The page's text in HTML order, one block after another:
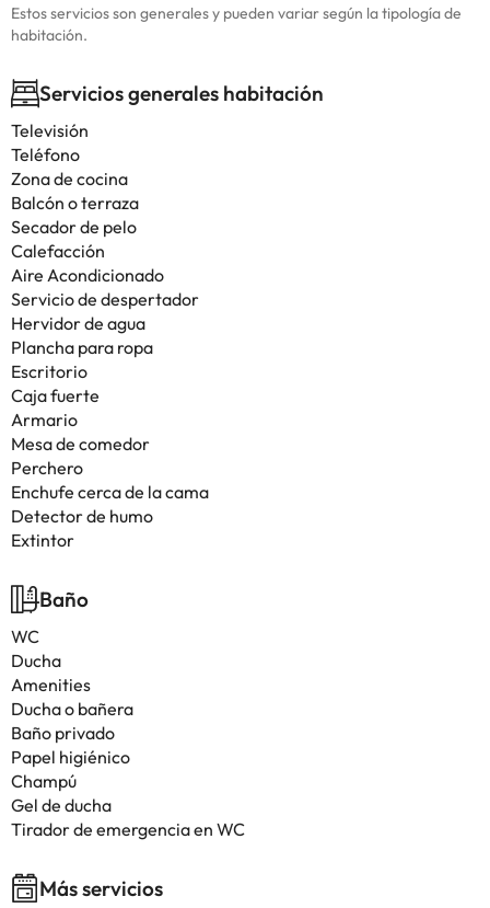
Estos servicios son generales y pueden variar según la tipología de
habitación.
Servicios generales habitación
Televisión
Teléfono
Zona de cocina
Balcón o terraza
Secador de pelo
Calefacción
Aire Acondicionado
Servicio de despertador
Hervidor de agua
Plancha para ropa
Escritorio
Caja fuerte
Armario
Mesa de comedor
Perchero
Enchufe cerca de la cama
Detector de humo
Extintor
Baño
WC
Ducha
Amenities
Ducha o bañera
Baño privado
Papel higiénico
Champú
Gel de ducha
Tirador de emergencia en WC
Más servicios